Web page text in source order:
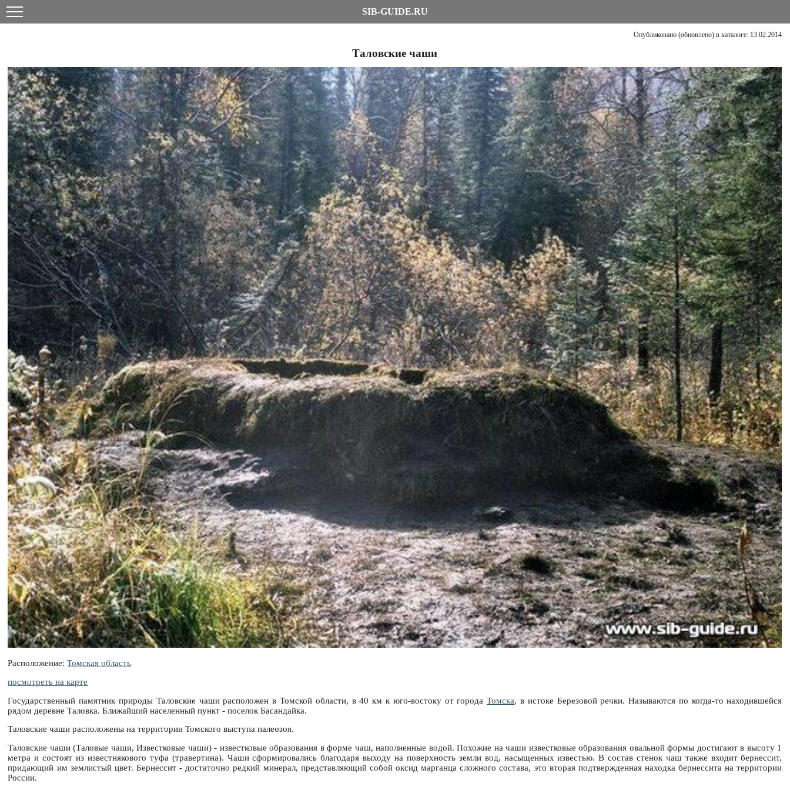
SIB-GUIDE.RU
Опубликовано (обновлено) в каталоге: 13.02.2014
Таловские чаши
Расположение:Томская область
посмотреть на карте
Государственный памятник природы Таловские чаши расположен в Томской области, в 40 км к юго-востоку от городаТомска, в истоке Березовой речки. Называются по когда-то находившейся
рядом деревне Таловка. Ближайший населенный пункт - поселок Басандайка.
Таловские чаши расположены на территории Томского выступа палеозоя.
Таловские чаши (Таловые чаши, Известковые чаши) - известковые образования в форме чаш, наполненные водой. Похожие на чаши известковые образования овальной формы достигают в высоту 1
метра и состоят из известнякового туфа (травертина). Чаши сформировались благодаря выходу на поверхность земли вод, насыщенных известью. В состав стенок чаш также входит бернессит,
придающий им землистый цвет. Бернессит - достаточно редкий минерал, представляющий собой оксид марганца сложного состава, это вторая подтвержденная находка бернессита на территории
России.